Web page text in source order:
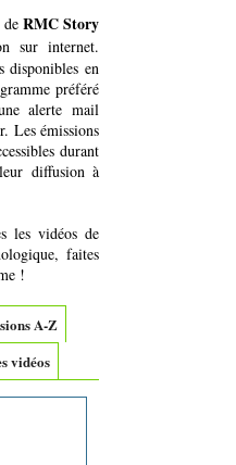
RMC Story
sur internet.
disponibles en
préféré
alerte mail
Les émissions
durant
diffusion à
les vidéos de
faites
!
A-Z
vidéos